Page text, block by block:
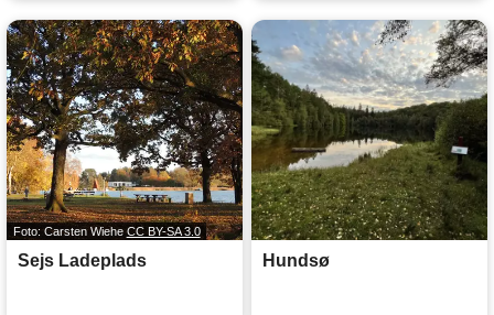
Foto: Carsten Wiehe CC BY-SA 3.0
Sejs Ladeplads Hundsø